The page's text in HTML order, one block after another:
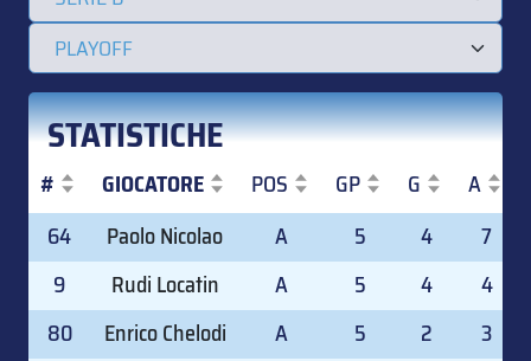
STATISTICHE
# GIOCATORE POS GP G A
#
GIOCATORE POS GP
64 Paolo Nicolao A 5 4
7
9
Rudi Locatin A 5 4
4
80
Enrico Chelodi A 5 2
3